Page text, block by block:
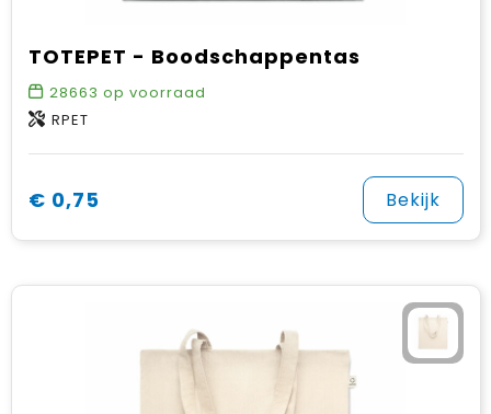
TOTEPET - Boodschappentas
28663 op voorraad
RPET
€ 0,75 Bekijk